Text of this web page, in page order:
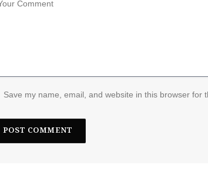
Save my name, email, and website in this browser for